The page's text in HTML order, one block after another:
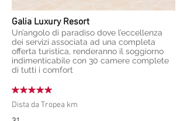
Galia Luxury Resort
Un’angolo di paradiso dove l’eccellenza
dei servizi associata ad una completa
offerta turistica, renderanno il soggiorno
indimenticabile con 30 camere complete
di tutti i comfort
Dista da Tropea km